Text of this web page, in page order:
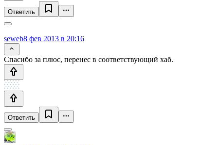
Ответить
seweb8 фев 2013 в 20:16
Спасибо за плюс, перенес в соответствующий хаб.
Ответить